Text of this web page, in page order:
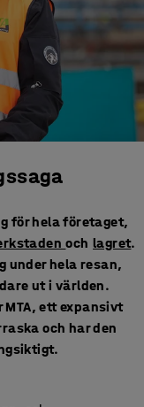
för hela företaget,
ochlagret.
under hela resan,
ut i världen.
MTA, ett expansivt
och har den